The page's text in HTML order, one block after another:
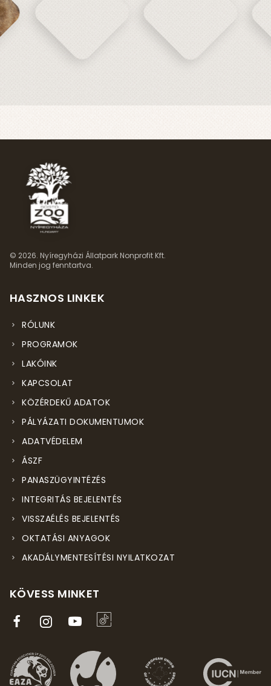
© 2026. Nyíregyházi Állatpark Nonprofit Kft.
Minden jog fenntartva.
HASZNOS LINKEK
RÓLUNK
PROGRAMOK
LAKÓINK
KAPCSOLAT
KÖZÉRDEKŰ ADATOK
PÁLYÁZATI DOKUMENTUMOK
ADATVÉDELEM
ÁSZF
PANASZÜGYINTÉZÉS
INTEGRITÁS BEJELENTÉS
VISSZAÉLÉS BEJELENTÉS
OKTATÁSI ANYAGOK
AKADÁLYMENTESÍTÉSI NYILATKOZAT
KÖVESS MINKET